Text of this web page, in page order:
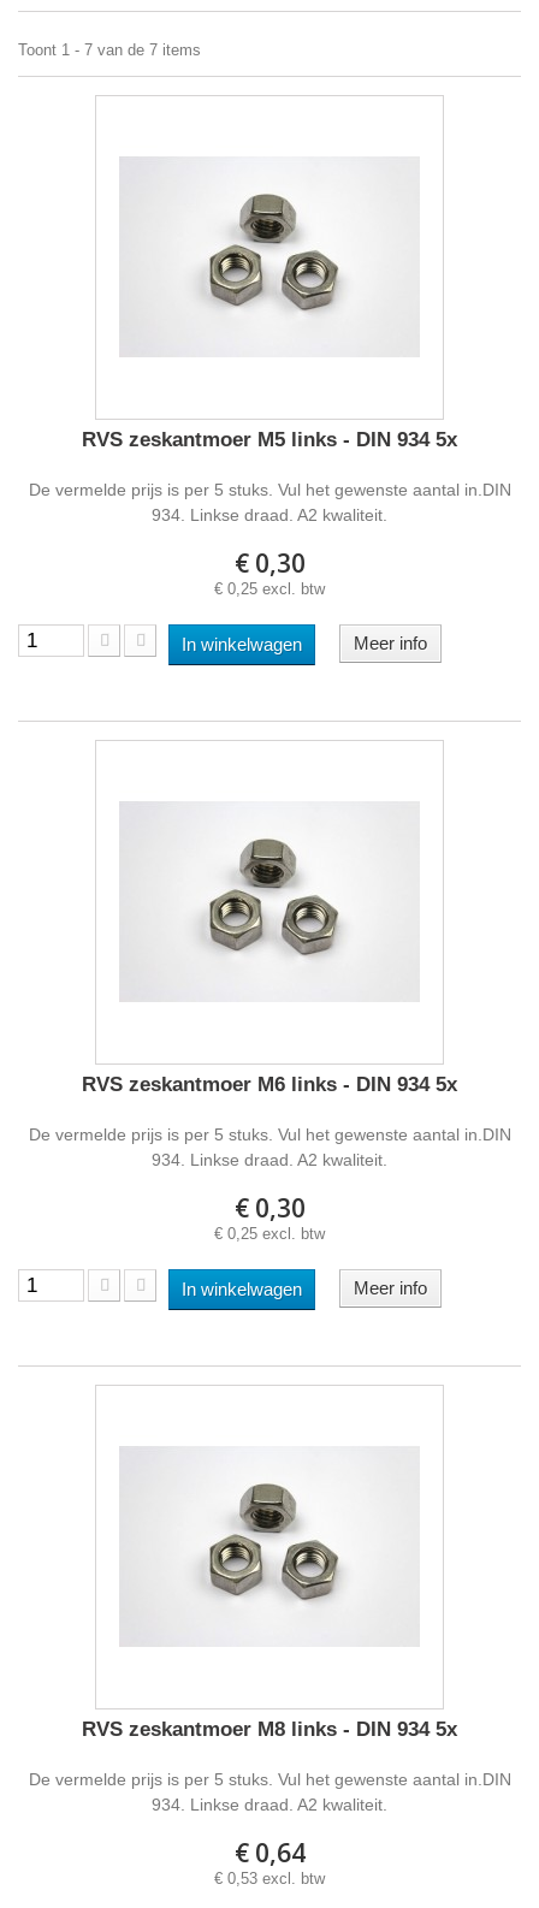
Toont 1 - 7 van de 7 items
RVS zeskantmoer M5 links - DIN 934 5x
De vermelde prijs is per 5 stuks. Vul het gewenste aantal in.DIN
934. Linkse draad. A2 kwaliteit.
€ 0,30
€ 0,25 excl. btw
In winkelwagen Meer info
RVS zeskantmoer M6 links - DIN 934 5x
De vermelde prijs is per 5 stuks. Vul het gewenste aantal in.DIN
934. Linkse draad. A2 kwaliteit.
€ 0,30
€ 0,25 excl. btw
In winkelwagen Meer info
RVS zeskantmoer M8 links - DIN 934 5x
De vermelde prijs is per 5 stuks. Vul het gewenste aantal in.DIN
934. Linkse draad. A2 kwaliteit.
€ 0,64
€ 0,53 excl. btw